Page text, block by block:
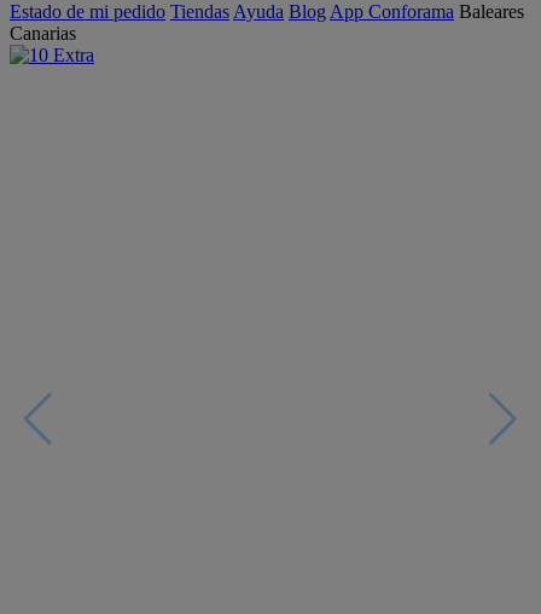
Estado de mi pedido Tiendas Ayuda Blog App Conforama Baleares
Canarias